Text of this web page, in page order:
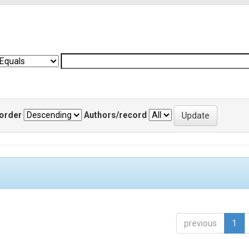
order Authors/record
previous 1